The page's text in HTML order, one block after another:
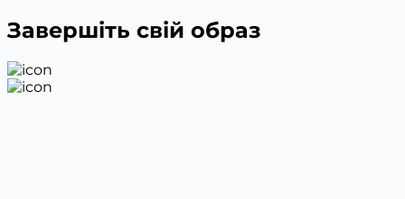
Завершіть свій образ